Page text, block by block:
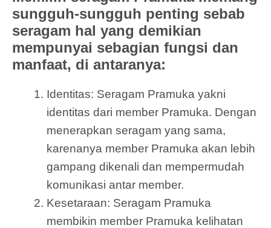
sungguh-sungguh penting sebab
seragam hal yang demikian
mempunyai sebagian fungsi dan
manfaat, di antaranya:
Identitas: Seragam Pramuka yakni
identitas dari member Pramuka. Dengan
menerapkan seragam yang sama,
karenanya member Pramuka akan lebih
gampang dikenali dan mempermudah
komunikasi antar member.
Kesetaraan: Seragam Pramuka
membikin member Pramuka kelihatan